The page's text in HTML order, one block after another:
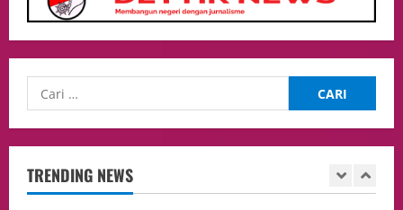
TRENDING NEWS
Pengadilan Agama Jakarta Pusat
Selesaikan 25 Perkara Isbat Nikah bagi
WNI di Johor Bahru
2
Adakan Pertemuan Dengan Delegasi 6